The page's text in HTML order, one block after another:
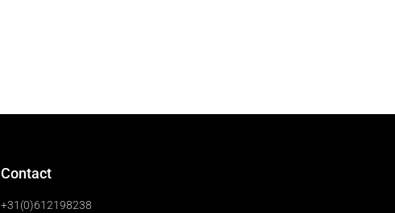
Contact
+31(0)612198238